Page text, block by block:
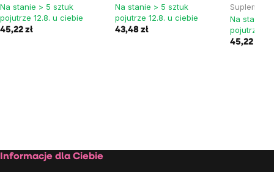
Na stanie > 5 sztuk
pojutrze 12.8. u ciebie
45,22 zł
Na stanie > 5 sztuk
pojutrze 12.8. u ciebie
43,48 zł
Suplement
Na stanie
pojutrze
45,22 zł
Stopka
Informacje dla Ciebie